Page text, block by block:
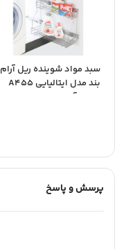
سبد مواد شوینده ریل آرام
بند مدل ایتالیایی A455
سلین آدلان –...
پرسش و پاسخ